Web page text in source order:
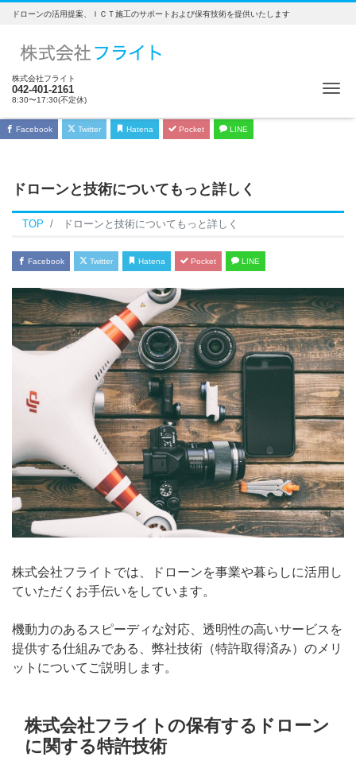
ドローンの活用提案、ＩＣＴ施工のサポートおよび保有技術を提供いたします
株式会社フライト
042-401-2161
8:30〜17:30(不定休)
Facebook Twitter Hatena Pocket LINE
ドローンと技術についてもっと詳しく
TOP ドローンと技術についてもっと詳しく
Facebook Twitter Hatena Pocket LINE
株式会社フライトでは、ドローンを事業や暮らしに活用し
ていただくお手伝いをしています。
機動力のあるスピーディな対応、透明性の高いサービスを
提供する仕組みである、弊社技術（特許取得済み）のメリ
ットについてご説明します。
株式会社フライトの保有するドローン
に関する特許技術